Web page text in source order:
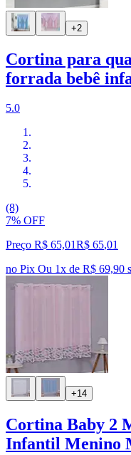
+2
Cortina para
forrada bebê
5.0
(8)
7% OFF
Preço R$ 65,01R$ 65,01
no Pix Ou 1x de R$ 69,90
+14
Cortina Baby 2
Infantil Menino